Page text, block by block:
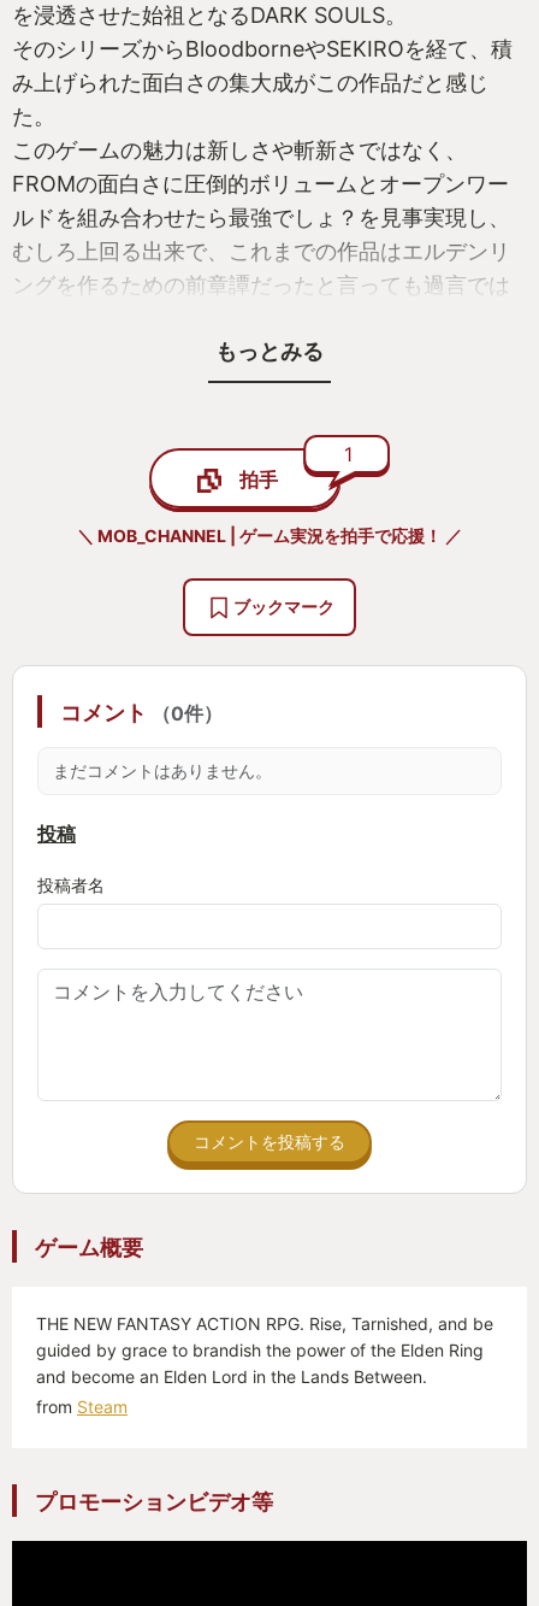
を浸透させた始祖となるDARK SOULS。
そのシリーズからBloodborneやSEKIROを経て、積
み上げられた面白さの集大成がこの作品だと感じ
た。
このゲームの魅力は新しさや斬新さではなく、
FROMの面白さに圧倒的ボリュームとオープンワー
ルドを組み合わせたら最強でしょ？を見事実現し、
むしろ上回る出来で、これまでの作品はエルデンリ
ングを作るための前章譚だったと言っても過言では
当時DARK SOULSを遊ばず思い入れのない自分で
も、どっぷりハマれる遊びやすさ、そしてFROM過
去作ファンも裏切らないバランスの取れた良作に仕
上がっていた。
ソロでもマルチでも、ファンでも新参でも楽しめる
のは、オープンワールドの出来の良さが大きい。
のマップを探索する移動ゲームでもなく、手探りで
自由に探索することで気付けばゲームに慣れて上手
呼べる、自信があれば本筋のみ突き進むこともでき
り合えるようになっていたり、プレイスタイルで難
物語の分岐や選択肢、育成の幅や装備の数も多く、
没入しやすい。
今作は、今までFROMゲーに触れてこなかった人に
こそ遊んでほしい魅力的な作品だと感じた。
【オープンワールドの正解】
昨今"オープンワールド"は多くのゲームに実装されて
くなったり、移動が煩わしくストレスになったり、
オープンワールドである必要があるのか？と感じる
作品は少なくないが、エルデンリングはテンポ感を
また、まっさらな地図を自分で探索し埋めていく、
もっとみる
拍手
1
＼ MOB_CHANNEL | ゲーム実況を拍手で応援！ ／
ブックマーク
コメント （0件）
まだコメントはありません。
投稿
投稿者名
コメントを投稿する
ゲーム概要
THE NEW FANTASY ACTION RPG. Rise, Tarnished, and be
guided by grace to brandish the power of the Elden Ring
and become an Elden Lord in the Lands Between.
from Steam
プロモーションビデオ等